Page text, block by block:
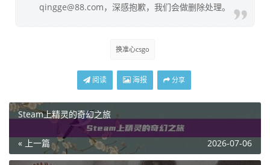
qingge@88.com，深感抱歉，我们会做删除处理。
换准心csgo
阅读 海报 分享
Steam上精灵的奇幻之旅
« 上一篇 2026-07-06